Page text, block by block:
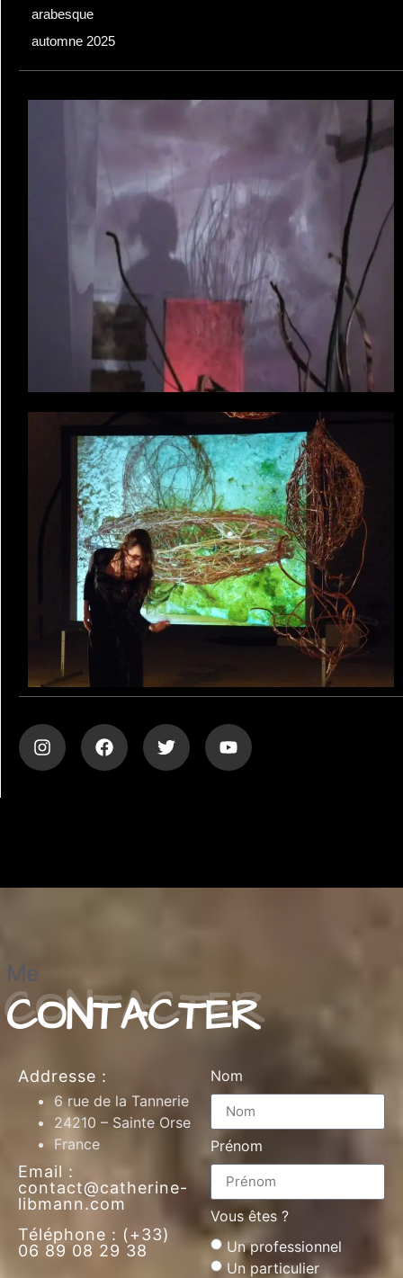
arabesque
automne 2025
Me
CONTACTER
Addresse :
6 rue de la Tannerie
24210 – Sainte Orse
France
Email :
contact@catherine-
libmann.com
Téléphone : (+33)
06 89 08 29 38
Nom
Prénom
Vous êtes ?
Un professionnel
Un particulier